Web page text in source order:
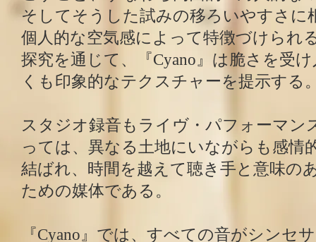
そしてそうした試みの移ろいやすさに
個人的な空気感によって特徴づけられ
探究を通じて、『Cyano』は脆さを受
くも印象的なテクスチャーを提示する
スタジオ録音もライヴ・パフォーマン
っては、異なる土地にいながらも感情
結ばれ、時間を越えて聴き手と意味の
ための媒体である。
『Cyano』では、すべての音がシンセ